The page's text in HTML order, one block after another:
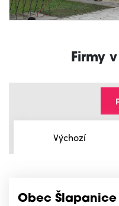
Firmy
Výchozí
Obec Šlapanice